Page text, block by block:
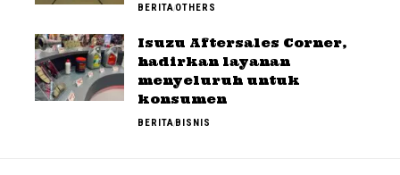
BERITAOTHERS
Isuzu Aftersales Corner,
hadirkan layanan
menyeluruh untuk
konsumen
BERITABISNIS